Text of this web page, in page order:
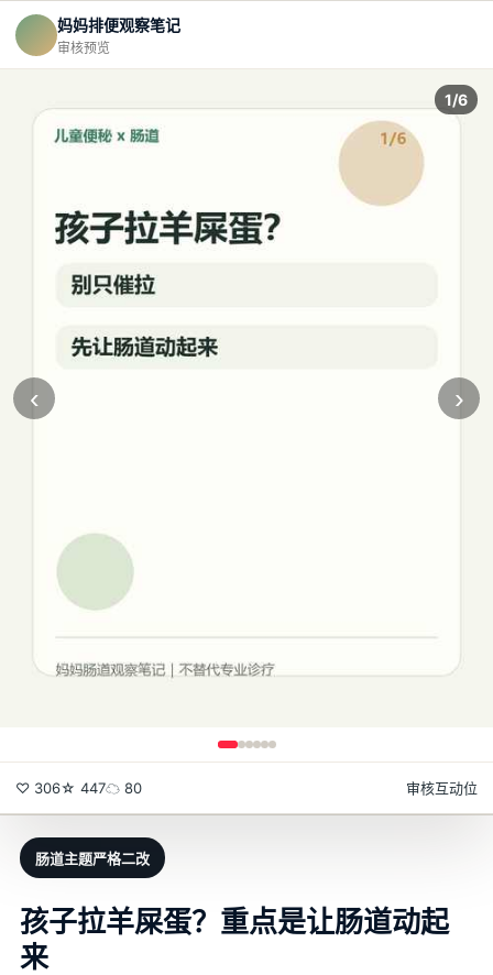
妈妈排便观察笔记
审核预览
1/6
‹ ›
♡ 306☆ 447☁ 80 审核互动位
肠道主题严格二改
孩子拉羊屎蛋？重点是让肠道动起
来